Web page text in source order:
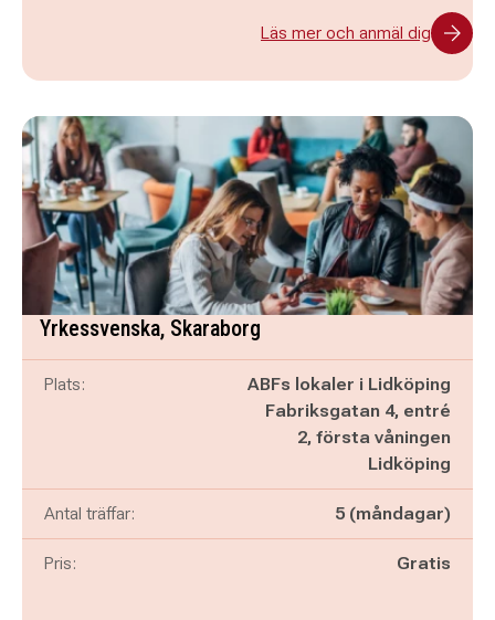
Läs mer och anmäl dig
Yrkessvenska, Skaraborg
Plats:
ABFs lokaler i Lidköping
Fabriksgatan 4, entré
2, första våningen
Lidköping
Antal träffar: 5 (måndagar)
Pris: Gratis